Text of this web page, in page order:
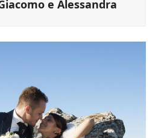
e Alessandra